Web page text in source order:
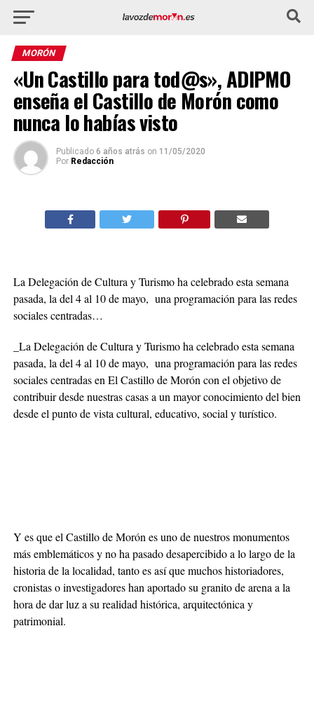
MORÓN
«Un Castillo para tod@s», ADIPMO
enseña el Castillo de Morón como
nunca lo habías visto
Publicado 6 años atrás on 11/05/2020
Por Redacción
La Delegación de Cultura y Turismo ha celebrado esta semana
pasada, la del 4 al 10 de mayo, una programación para las redes
sociales centradas…
_La Delegación de Cultura y Turismo ha celebrado esta semana
pasada, la del 4 al 10 de mayo, una programación para las redes
sociales centradas en El Castillo de Morón con el objetivo de
contribuir desde nuestras casas a un mayor conocimiento del bien
desde el punto de vista cultural, educativo, social y turístico.
Y es que el Castillo de Morón es uno de nuestros monumentos
más emblemáticos y no ha pasado desapercibido a lo largo de la
historia de la localidad, tanto es así que muchos historiadores,
cronistas o investigadores han aportado su granito de arena a la
hora de dar luz a su realidad histórica, arquitectónica y
patrimonial.